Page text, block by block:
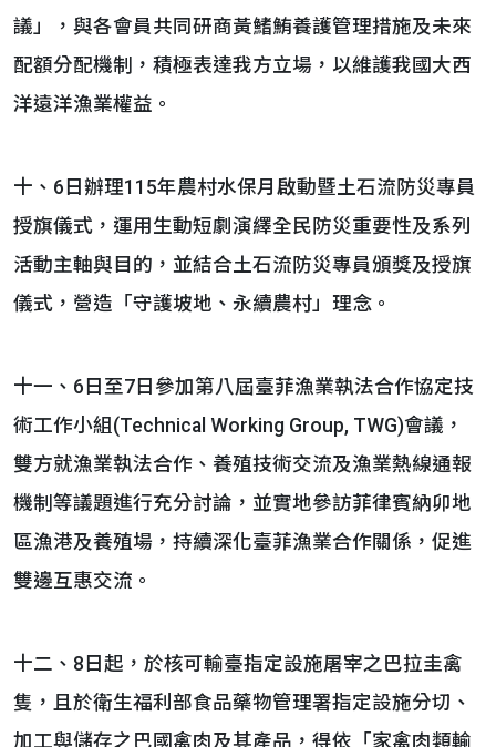
議」，與各會員共同研商黃鰭鮪養護管理措施及未來
配額分配機制，積極表達我方立場，以維護我國大西
洋遠洋漁業權益。
十、6日辦理115年農村水保月啟動暨土石流防災專員
授旗儀式，運用生動短劇演繹全民防災重要性及系列
活動主軸與目的，並結合土石流防災專員頒獎及授旗
儀式，營造「守護坡地、永續農村」理念。
十一、6日至7日參加第八屆臺菲漁業執法合作協定技
術工作小組(Technical Working Group, TWG)會議，
雙方就漁業執法合作、養殖技術交流及漁業熱線通報
機制等議題進行充分討論，並實地參訪菲律賓納卯地
區漁港及養殖場，持續深化臺菲漁業合作關係，促進
雙邊互惠交流。
十二、8日起，於核可輸臺指定設施屠宰之巴拉圭禽
隻，且於衛生福利部食品藥物管理署指定設施分切、
加工與儲存之巴國禽肉及其產品，得依「家禽肉類輸